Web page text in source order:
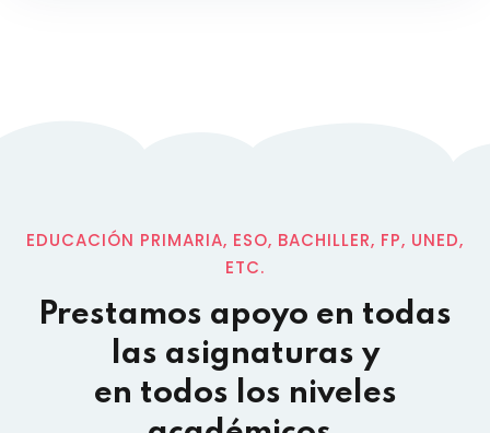
EDUCACIÓN PRIMARIA, ESO, BACHILLER, FP, UNED,
ETC.
Prestamos apoyo en todas
las asignaturas y
en todos los niveles